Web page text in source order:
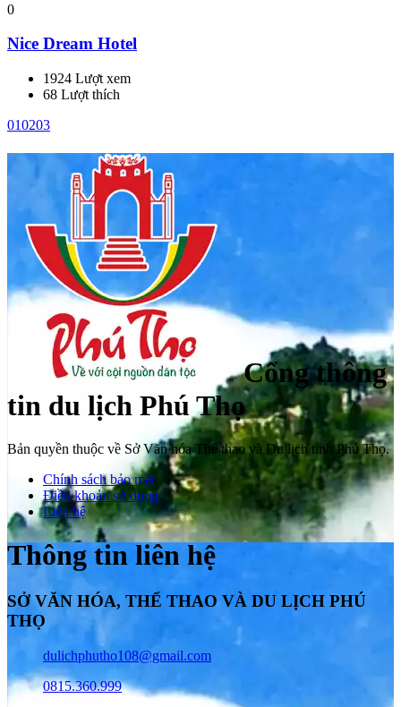
0
Nice Dream Hotel
1924 Lượt xem
68 Lượt thích
010203
Cổng thông
tin du lịch Phú Thọ
Bản quyền thuộc về Sở Văn hóa Thể thao và Du lịch tỉnh Phú Thọ.
Chính sách bảo mật
Điều khoản sử dụng
Liên hệ
Thông tin liên hệ
SỞ VĂN HÓA, THỂ THAO VÀ DU LỊCH PHÚ
THỌ
dulichphutho108@gmail.com
0815.360.999